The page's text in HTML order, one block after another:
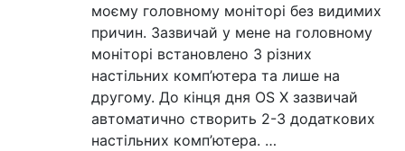
моєму головному моніторі без видимих ​​
причин. Зазвичай у мене на головному
моніторі встановлено 3 різних
настільних комп’ютера та лише на
другому. До кінця дня OS X зазвичай
автоматично створить 2-3 додаткових
настільних комп’ютера. …